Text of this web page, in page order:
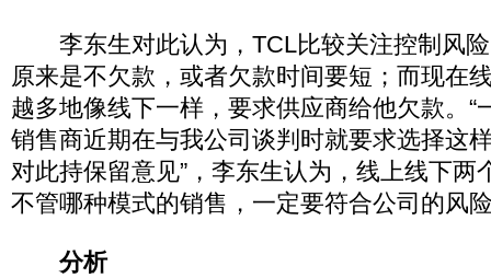
李东生对此认为，TCL比较关注控制风险
原来是不欠款，或者欠款时间要短；而现在
越多地像线下一样，要求供应商给他欠款。“
销售商近期在与我公司谈判时就要求选择这
对此持保留意见”，李东生认为，线上线下两
不管哪种模式的销售，一定要符合公司的风
分析